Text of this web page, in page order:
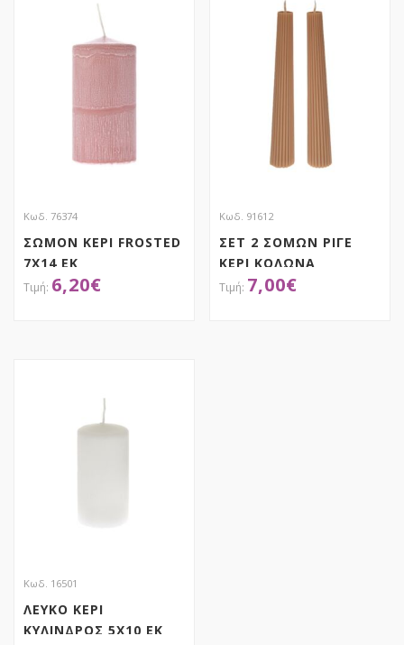
Κωδ. 76374
ΣΩΜΟΝ ΚΕΡΙ FROSTED
7Χ14 ΕΚ
6,20€
Κωδ. 91612
ΣΕΤ 2 ΣΟΜΩΝ ΡΙΓΕ
ΚΕΡΙ ΚΟΛΩΝΑ
Φ3,5Χ22,5ΕΚ
7,00€
Κωδ. 16501
ΛΕΥΚΟ ΚΕΡΙ
ΚΥΛΙΝΔΡΟΣ 5Χ10 ΕΚ